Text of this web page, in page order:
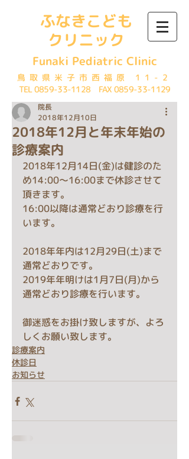
ふなきこども
クリニック
Funaki Pediatric Clinic
鳥取県米子市西福原 11-2
TEL0859-33-1128 FAX 0859-33-1129
2018年12月と年末年始の
診療案内
院長
2018年12月10日
2018年12月14日(金)は健診のた
め14:00〜16:00まで休診させて
頂きます。
16:00以降は通常どおり診療を行
います。
2018年年内は12月29日(土)まで
通常どおりです。
2019年年明けは1月7日(月)から
通常どおり診療を行います。
御迷惑をお掛け致しますが、よろ
しくお願い致します。
診療案内
休診日
お知らせ